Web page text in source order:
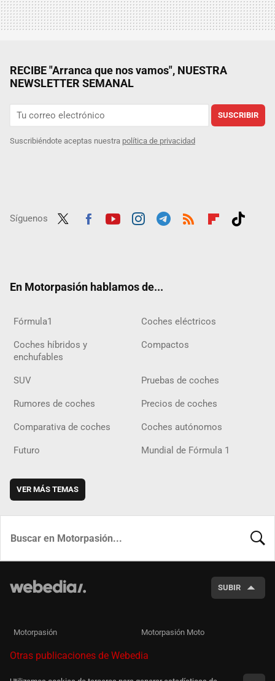
RECIBE "Arranca que nos vamos", NUESTRA
NEWSLETTER SEMANAL
SUSCRIBIR
Suscribiéndote aceptas nuestra política de privacidad
Síguenos
En Motorpasión hablamos de...
Fórmula1 Coches eléctricos
Coches híbridos y
enchufables
Compactos
SUV Pruebas de coches
Rumores de coches Precios de coches
Comparativa de coches Coches autónomos
Futuro Mundial de Fórmula 1
VER MÁS TEMAS
SUBIR
Motorpasión Motorpasión Moto
Otras publicaciones de Webedia